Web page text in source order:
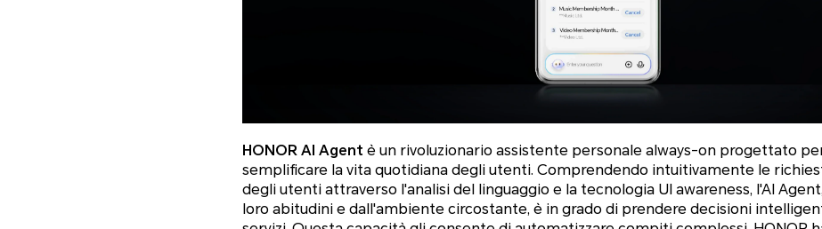
HONOR AI Agent è un rivoluzionario assistente personale always-on progettato
semplificare la vita quotidiana degli utenti. Comprendendo intuitivamente le
degli utenti attraverso l'analisi del linguaggio e la tecnologia UI awareness, l'AI
loro abitudini e dall'ambiente circostante, è in grado di prendere decisioni